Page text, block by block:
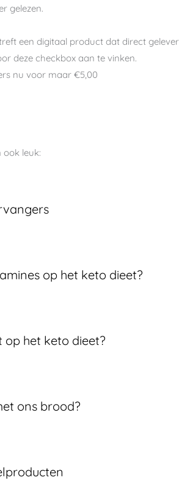
gelezen.
een digitaal product dat direct
deze checkbox aan te vinken.
nu voor maar €5,00
ook leuk:
op het keto dieet?
op het keto dieet?
ons brood?